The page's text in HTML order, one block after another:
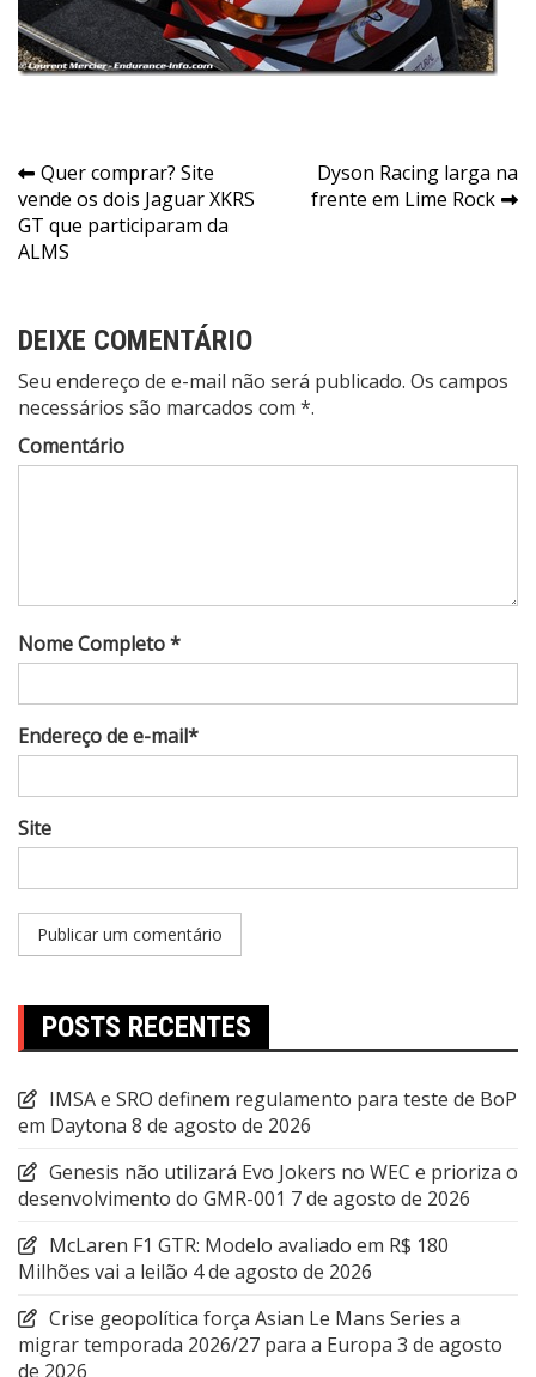
Navegação
de
Post
Quer comprar? Site
vende os dois Jaguar XKRS
GT que participaram da
ALMS
Dyson Racing larga na
frente em Lime Rock
DEIXE COMENTÁRIO
Seu endereço de e-mail não será publicado. Os campos
necessários são marcados com *.
Comentário
Nome Completo *
Endereço de e-mail*
Site
POSTS RECENTES
IMSA e SRO definem regulamento para teste de BoP
em Daytona 8 de agosto de 2026
Genesis não utilizará Evo Jokers no WEC e prioriza o
desenvolvimento do GMR-001 7 de agosto de 2026
McLaren F1 GTR: Modelo avaliado em R$ 180
Milhões vai a leilão 4 de agosto de 2026
Crise geopolítica força Asian Le Mans Series a
migrar temporada 2026/27 para a Europa 3 de agosto
de 2026